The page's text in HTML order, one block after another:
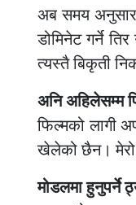
अब समय अनुसार
डोमिनेट गर्ने
त्यस्तै बिकृती
अनि अहिलेसम्म
फिल्मको लागी
खेलेको छैन। मेरो
मोडलमा हुनुपर्ने